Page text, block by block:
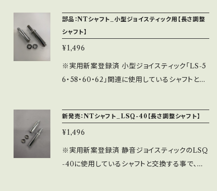
ていない場合は耐久値が著しく落ちる為、保証
外となりますので自己責任にて行って下さい。
※シャフトを更に短くしたい方は、別売りの「LS-
32用レバージョイント」をご購入下さい。 ※Eリ
ング仕様（予備Eリング1個付属） ※ノビモデル以
個・NT-LS-32シャフト1本・Eリング1個 ※ワッ
シャーを足すことにより更に長くすることは可能
ですが、ジョイントとの連結部分が9㎜以上確保
できていない場合は耐久値が著しく落ちる為、保
証外となりますので自己責任にて行って下さい。
ング仕様（予備Eリング1個付属） ※LS-32関連
以外での取付は出来ない為、お手持ちのジョイ
スティックの型を必ず確認の上、ご注文ください
（SC用のシャフトカバーは取付不可）。
部品：NTシャフト_小型ジョイスティック用【長さ調整
シャフト】
¥1,496
※実用新案登録済 小型ジョイスティック「LS-5
6・58・60・62」関連に使用しているシャフトと交
物：ジョイント1本・3㎜ワッシャー2個・NT-小型J
S用シャフト1本・Eリング1個 ※ワッシャーを足す
ことにより更に長くすることは可能ですが、ジョ
イントとの連結部分が9㎜以上確保できていない
新発売：NTシャフト_LSQ-40【長さ調整シャフト】
¥1,496
※実用新案登録済 静音ジョイスティックのLSQ
-40に使用しているシャフトと交換する事で、最